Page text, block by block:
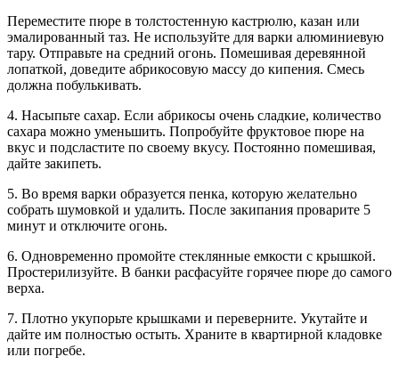
Переместите пюре в толстостенную кастрюлю, казан или
эмалированный таз. Не используйте для варки алюминиевую
тару. Отправьте на средний огонь. Помешивая деревянной
лопаткой, доведите абрикосовую массу до кипения. Смесь
должна побулькивать.
4. Насыпьте сахар. Если абрикосы очень сладкие, количество
сахара можно уменьшить. Попробуйте фруктовое пюре на
вкус и подсластите по своему вкусу. Постоянно помешивая,
дайте закипеть.
5. Во время варки образуется пенка, которую желательно
собрать шумовкой и удалить. После закипания проварите 5
минут и отключите огонь.
6. Одновременно промойте стеклянные емкости с крышкой.
Простерилизуйте. В банки расфасуйте горячее пюре до самого
верха.
7. Плотно укупорьте крышками и переверните. Укутайте и
дайте им полностью остыть. Храните в квартирной кладовке
или погребе.